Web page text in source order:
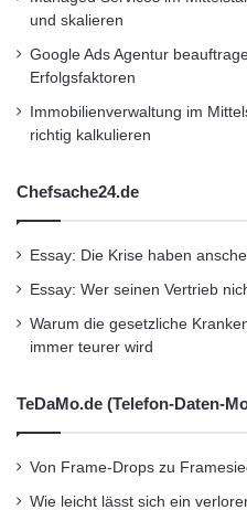
„Alle
Grammatik des
halten, mehr ist
Michael Schermann,
Apps auf einem
Komponenten
gelöscht
Einheitliche
Die Schnittstelle
und skalieren
Google Ads Agentur
Erfolgsfaktoren
Immobilienverwaltung im
richtig kalkulieren
Chefsache24.de
Essay: Die Krise haben
Essay: Wer seinen Vertrieb
Warum die gesetzliche
immer teurer wird
TeDaMo.de (Telefon-Daten-
Von Frame-Drops zu
Wie leicht lässt sich ein